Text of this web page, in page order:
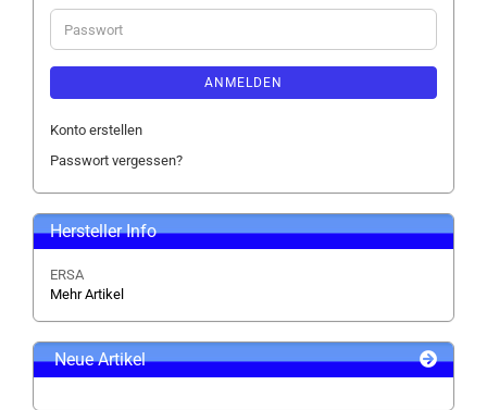
Adresse
Passwort
ANMELDEN
Konto erstellen
Passwort vergessen?
Hersteller Info
ERSA
Mehr Artikel
Neue Artikel